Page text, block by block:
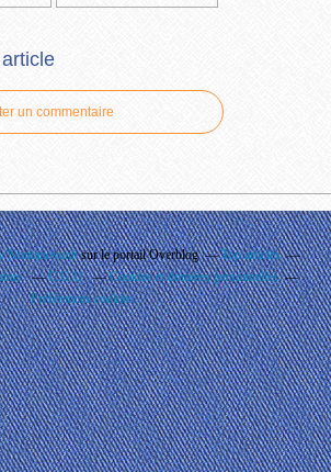
un commentaire
Nontanovanhsur le portail Overblog
Top articles
C.G.U.
Cookies et données personnelles
Préférences cookies